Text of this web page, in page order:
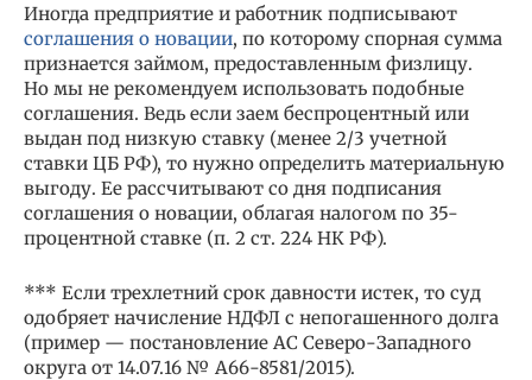
Иногда предприятие и работник подписывают
соглашения о новации, по которому спорная сумма
признается займом, предоставленным физлицу.
Но мы не рекомендуем использовать подобные
соглашения. Ведь если заем беспроцентный или
выдан под низкую ставку (менее 2/3 учетной
ставки ЦБ РФ), то нужно определить материальную
выгоду. Ее рассчитывают со дня подписания
соглашения о новации, облагая налогом по 35-
процентной ставке (п. 2 ст. 224 НК РФ).
*** Если трехлетний срок давности истек, то суд
одобряет начисление НДФЛ с непогашенного долга
(пример — постановление АС Северо-Западного
округа от 14.07.16 № А66-8581/2015).